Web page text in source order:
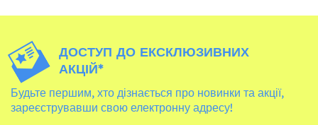
ДОСТУП ДО ЕКСКЛЮЗИВНИХ
АКЦІЙ*
Будьте першим, хто дізнається про новинки та акції,
зареєструвавши свою електронну адресу!